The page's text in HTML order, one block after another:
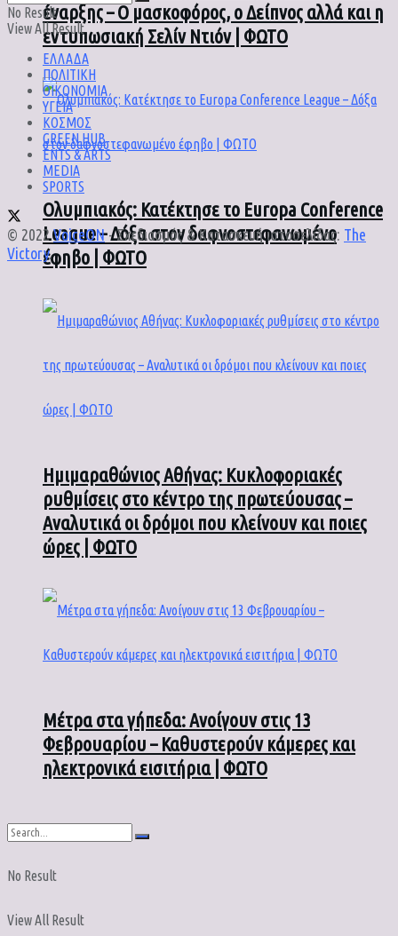
έναρξης – Ο μασκοφόρος, ο Δείπνος αλλά και η
εντυπωσιακή Σελίν Ντιόν | ΦΩΤΟ
Ολυμπιακός: Κατέκτησε το Europa Conference
League – Δόξα στον δαφνοστεφανωμένο
έφηβο | ΦΩΤΟ
Ημιμαραθώνιος Αθήνας: Κυκλοφοριακές
ρυθμίσεις στο κέντρο της πρωτεύουσας –
Αναλυτικά οι δρόμοι που κλείνουν και ποιες
ώρες | ΦΩΤΟ
Μέτρα στα γήπεδα: Ανοίγουν στις 13
Φεβρουαρίου – Καθυστερούν κάμερες και
ηλεκτρονικά εισιτήρια | ΦΩΤΟ
No Result
View All Result
No Result
View All Result
ΕΛΛΑΔΑ
ΠΟΛΙΤΙΚΗ
ΟΙΚΟΝΟΜΙΑ
ΥΓΕΙΑ
ΚΟΣΜΟΣ
GREEN HUB
ENTS & ARTS
MEDIA
SPORTS
© 2022VoiceON- Σχεδιασμός & Κατασκευή ιστοσελίδας: The
Victory.